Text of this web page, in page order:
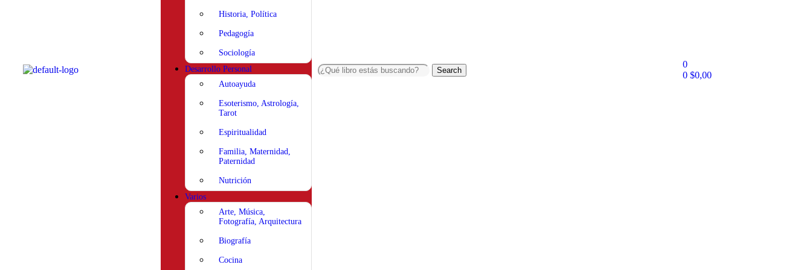
Historia, Política
Pedagogía
Sociología
Desarrollo Personal
Autoayuda
Esoterismo, Astrología,
Tarot
Espiritualidad
Familia, Maternidad,
Paternidad
Nutrición
Varios
Arte, Música,
Fotografía, Arquitectura
Biografía
Cocina
Search
0
0 $0,00